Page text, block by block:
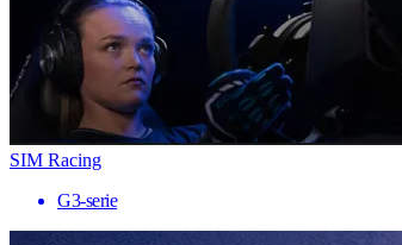
SIM Racing
G3-serie